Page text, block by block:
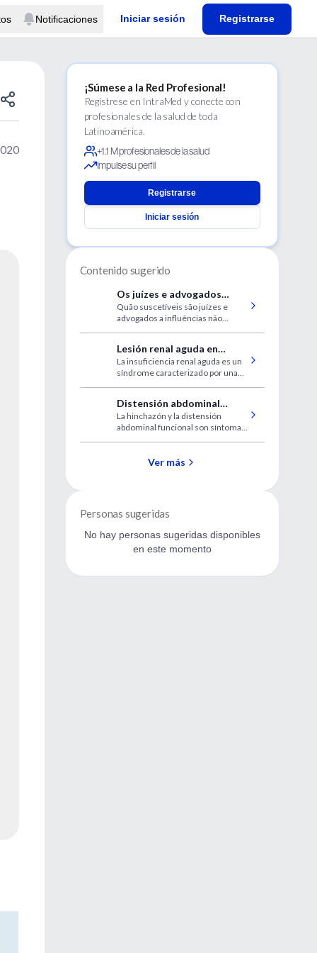
Notificaciones Iniciar sesión Registrarse
¡Súmese a la Red Profesional!
Regístrese en IntraMed y conecte con
profesionales de la salud de toda
Latinoamérica.
+1.1 M profesionales de la salud
Impulse su perfil
Registrarse
Iniciar sesión
Contenido sugerido
Os juízes e advogados
estão isentos de
preconceitos no
julgamento moral de ações
criminais?
Quão suscetíveis são juízes e
advogados a influências não
Lesión renal aguda en
atención primaria
La insuficiencia renal aguda es un
síndrome caracterizado por una
comunidad se debe comúnmente
a infecciones como gripe o
gastroenteritis, acompañadas de
depleción de líquido
Distensión abdominal
funcional
La hinchazón y la distensión
abdominal funcional son síntomas
conocimiento actual acerca de su
Ver más
Personas sugeridas
No hay personas sugeridas disponibles
en este momento